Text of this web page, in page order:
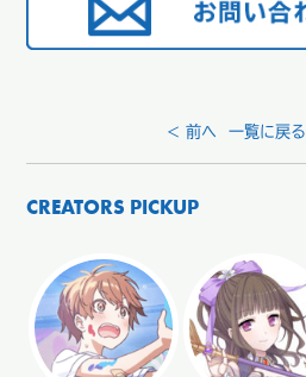
< 前へ 一覧に戻る
CREATORS PICKUP